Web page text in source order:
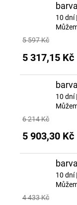
10 dní
5 597 Kč
5 317,15 Kč
10 dní
6 214 Kč
5 903,30 Kč
10 dní
4 433 Kč